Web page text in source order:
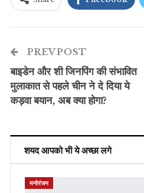
ईमेल
PREV POST
बाइडेन और शी जिनपिंग की संभावित
मुलाकात से पहले चीन ने दे दिया ये
कड़वा बयान, अब क्या होगा?
शयद आपको भी ये अच्छा लगे
मनोरंजन